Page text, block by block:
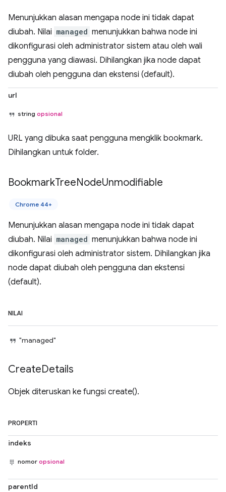
Menunjukkan alasan mengapa node ini tidak dapat
diubah. Nilai managed menunjukkan bahwa node ini
dikonfigurasi oleh administrator sistem atau oleh wali
pengguna yang diawasi. Dihilangkan jika node dapat
diubah oleh pengguna dan ekstensi (default).
url
string opsional
URL yang dibuka saat pengguna mengklik bookmark.
Dihilangkan untuk folder.
BookmarkTreeNodeUnmodifiable
Chrome 44+
Menunjukkan alasan mengapa node ini tidak dapat
diubah. Nilai managed menunjukkan bahwa node ini
dikonfigurasi oleh administrator sistem. Dihilangkan jika
node dapat diubah oleh pengguna dan ekstensi
(default).
NILAI
"managed"
CreateDetails
Objek diteruskan ke fungsi create().
PROPERTI
indeks
nomor opsional
parentId